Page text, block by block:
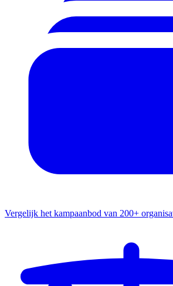
Vergelijk het kampaanbod van 200+